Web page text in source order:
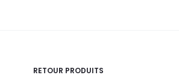
RETOUR PRODUITS